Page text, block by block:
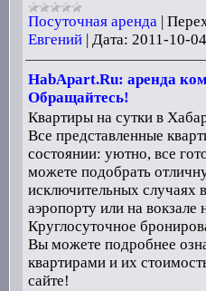
Посуточная аренда|
Евгений | Дата: 2011-10-04
HabApart.Ru: аренда
Обращайтесь!
Квартиры на сутки в
Все представленные
состоянии: уютно, все
можете подобрать
исключительных случаях
аэропорту или на
Круглосуточное
Вы можете подробнее
квартирами и их
сайте!